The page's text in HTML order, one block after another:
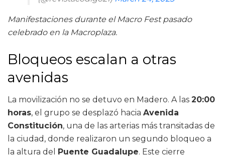
Manifestaciones durante el Macro Fest pasado
celebrado en la Macroplaza.
Bloqueos escalan a otras
avenidas
La movilización no se detuvo en Madero. A las 20:00
horas, el grupo se desplazó hacia Avenida
Constitución, una de las arterias más transitadas de
la ciudad, donde realizaron un segundo bloqueo a
la altura del
Puente Guadalupe. Este cierre